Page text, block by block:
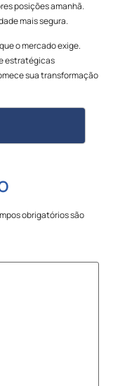
posições amanhã.
mais segura.
o mercado exige.
estratégicas
sua transformação
obrigatórios são